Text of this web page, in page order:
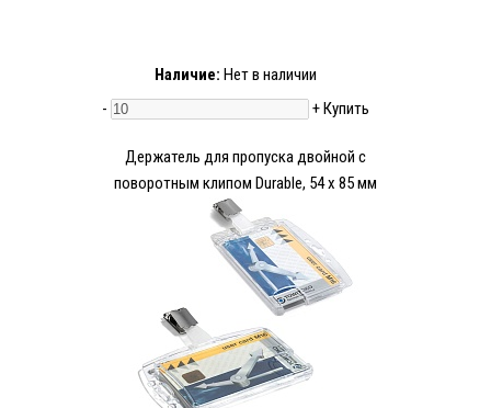
Наличие: Нет в наличии
-
+Купить
Держатель для пропуска двойной c
поворотным клипом Durable, 54 х 85 мм